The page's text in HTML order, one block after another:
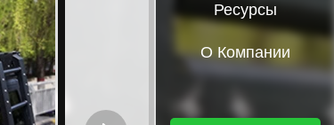
Ресурсы
О Компании